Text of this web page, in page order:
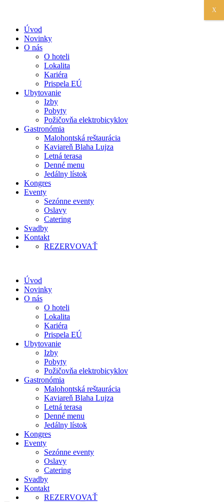
Úvod
Novinky
O nás
O hoteli
Lokalita
Kariéra
Prispela EÚ
Ubytovanie
Izby
Pobyty
Požičovňa elektrobicyklov
Gastronómia
Malohontská reštaurácia
Kaviareň Blaha Lujza
Letná terasa
Denné menu
Jedálny lístok
Kongres
Eventy
Sezónne eventy
Oslavy
Catering
Svadby
Kontakt
REZERVOVAŤ
Úvod
Novinky
O nás
O hoteli
Lokalita
Kariéra
Prispela EÚ
Ubytovanie
Izby
Pobyty
Požičovňa elektrobicyklov
Gastronómia
Malohontská reštaurácia
Kaviareň Blaha Lujza
Letná terasa
Denné menu
Jedálny lístok
Kongres
Eventy
Sezónne eventy
Oslavy
Catering
Svadby
Kontakt
REZERVOVAŤ
X